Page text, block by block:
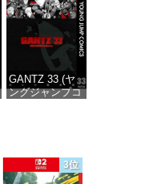
価格：¥100
GANTZ 33 (ヤ
ングジャンプコ
3位